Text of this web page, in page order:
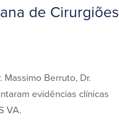
de Cirurgiões
Berruto, Dr.
evidências clínicas
VA.